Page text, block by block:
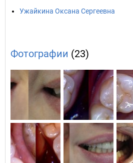
Ужайкина Оксана Сергеевна
Фотографии (23)